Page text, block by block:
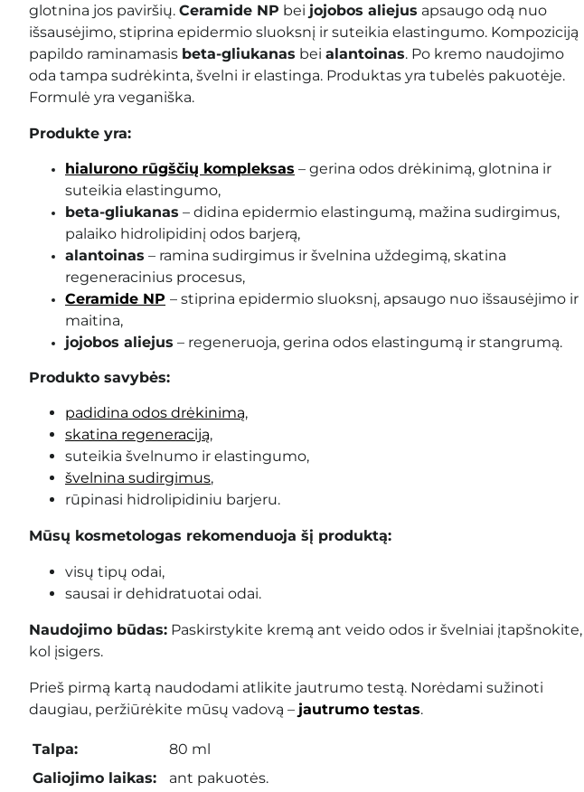
glotnina jos paviršių. Ceramide NP bei jojobos aliejus apsaugo odą nuo
išsausėjimo, stiprina epidermio sluoksnį ir suteikia elastingumo. Kompoziciją
papildo raminamasis beta-gliukanas bei alantoinas. Po kremo naudojimo
oda tampa sudrėkinta, švelni ir elastinga. Produktas yra tubelės pakuotėje.
Formulė yra veganiška.
Produkte yra:
hialurono rūgščių kompleksas – gerina odos drėkinimą, glotnina ir
suteikia elastingumo,
beta-gliukanas – didina epidermio elastingumą, mažina sudirgimus,
palaiko hidrolipidinį odos barjerą,
alantoinas – ramina sudirgimus ir švelnina uždegimą, skatina
regeneracinius procesus,
Ceramide NP – stiprina epidermio sluoksnį, apsaugo nuo išsausėjimo ir
maitina,
jojobos aliejus – regeneruoja, gerina odos elastingumą ir stangrumą.
Produkto savybės:
padidina odos drėkinimą,
skatina regeneraciją,
suteikia švelnumo ir elastingumo,
švelnina sudirgimus,
rūpinasi hidrolipidiniu barjeru.
Mūsų kosmetologas rekomenduoja šį produktą:
visų tipų odai,
sausai ir dehidratuotai odai.
Naudojimo būdas: Paskirstykite kremą ant veido odos ir švelniai įtapšnokite,
kol įsigers.
Prieš pirmą kartą naudodami atlikite jautrumo testą. Norėdami sužinoti
daugiau, peržiūrėkite mūsų vadovą – jautrumo testas.
Talpa:
80 ml
Galiojimo laikas:
ant pakuotės.